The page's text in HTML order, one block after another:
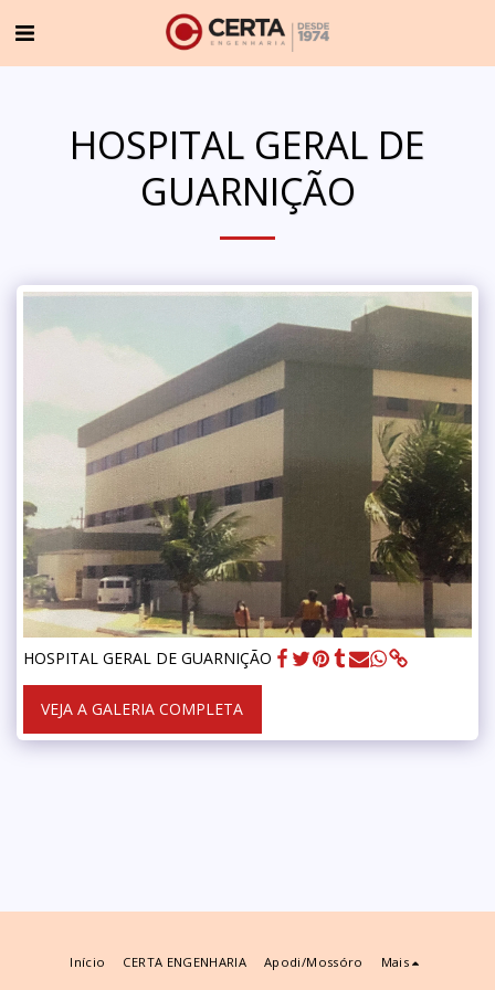
HOSPITAL GERAL DE
GUARNIÇÃO
HOSPITAL GERAL DE GUARNIÇÃO
VEJA A GALERIA COMPLETA
Início CERTA ENGENHARIA Apodi/mossóro Mais